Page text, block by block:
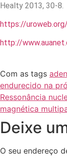
Healty 2013, 30-8.
https://
http://
Com as tags
endurecido na
Ressonância
magnética
Deixe
O seu endereço